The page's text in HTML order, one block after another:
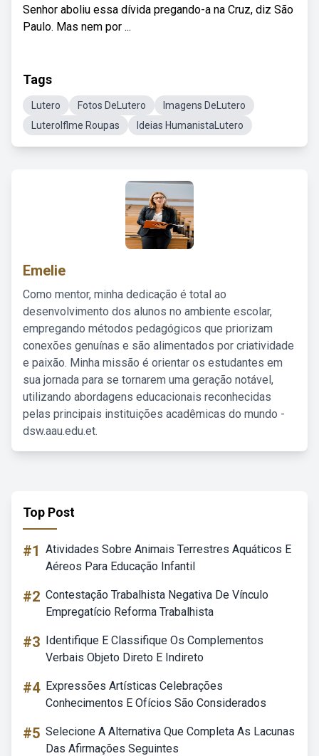
Senhor aboliu essa dívida pregando-a na Cruz, diz São
Paulo. Mas nem por ...
Tags
Lutero Fotos DeLutero
Imagens DeLutero
LuteroIflme Roupas
Ideias HumanistaLutero
Emelie
Como mentor, minha dedicação é total ao
desenvolvimento dos alunos no ambiente escolar,
empregando métodos pedagógicos que priorizam
conexões genuínas e são alimentados por criatividade
e paixão. Minha missão é orientar os estudantes em
sua jornada para se tornarem uma geração notável,
utilizando abordagens educacionais reconhecidas
pelas principais instituições acadêmicas do mundo -
dsw.aau.edu.et.
Top Post
#1 Atividades Sobre Animais Terrestres Aquáticos E
Aéreos Para Educação Infantil
#2 Contestação Trabalhista Negativa De Vínculo
Empregatício Reforma Trabalhista
#3 Identifique E Classifique Os Complementos
Verbais Objeto Direto E Indireto
#4 Expressões Artísticas Celebrações
Conhecimentos E Ofícios São Considerados
#5 Selecione A Alternativa Que Completa As Lacunas
Das Afirmações Seguintes